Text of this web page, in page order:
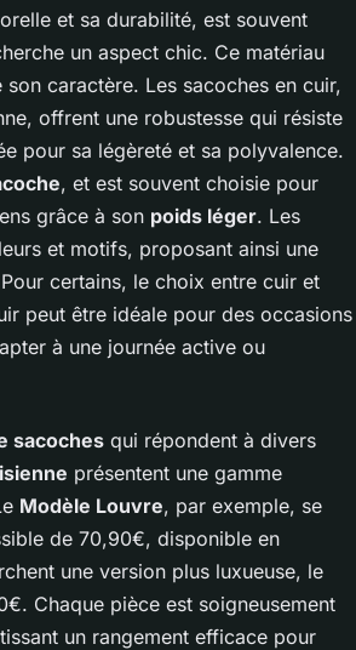
et sa durabilité, est souvent
un aspect chic. Ce matériau
caractère. Les sacoches en cuir,
offrent une robustesse qui résiste
pour sa légèreté et sa polyvalence.
, et est souvent choisie pour
grâce à son poids léger. Les
et motifs, proposant ainsi une
certains, le choix entre cuir et
peut être idéale pour des occasions
à une journée active ou
sacoches qui répondent à divers
présentent une gamme
Modèle Louvre, par exemple, se
de 70,90€, disponible en
une version plus luxueuse, le
Chaque pièce est soigneusement
un rangement efficace pour